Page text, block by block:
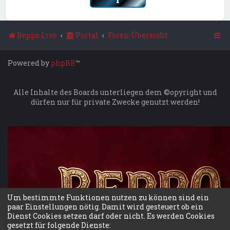
Beppo Live Portal Foren-Übersicht
Powered by phpBB™
Alle Inhalte des Boards unterliegen dem ©opyright und
dürfen nur für private Zwecke genutzt werden!
Um bestimmte Funktionen nutzen zu können sind ein
paar Einstellungen nötig. Damit wird gesteuert ob ein
Dienst Cookies setzen darf oder nicht. Es werden Cookies
gesetzt für folgende Dienste: